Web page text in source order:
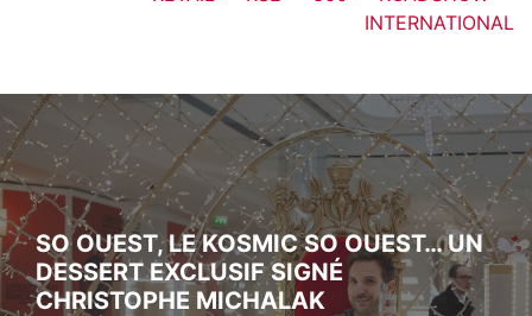
INTERNATIONAL
SO OUEST, LE KOSMIC SO OUEST… UN
DESSERT EXCLUSIF SIGNÉ
CHRISTOPHE MICHALAK